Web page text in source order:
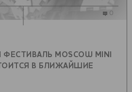
MOSCOW MINI
В БЛИЖАЙШИЕ
0